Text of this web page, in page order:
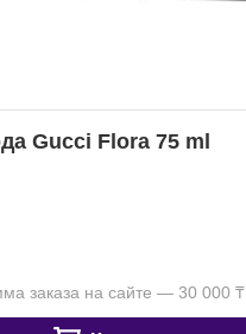
Gucci Flora 75 ml
заказа на сайте — 30 000 ₸